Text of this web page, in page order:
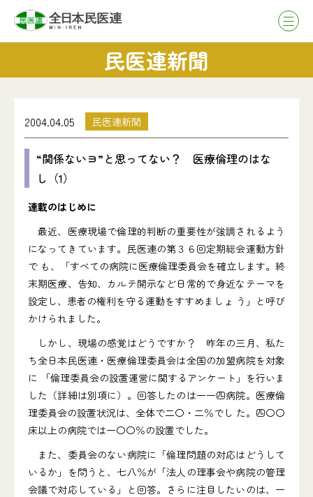
民医連新聞
2004.04.05 民医連新聞
“関係ないヨ”と思ってない？ 医療倫理のはな
し（1）
連載のはじめに
最近、医療現場で倫理的判断の重要性が強調されるよう
になってきています。民医連の第３６回定期総会運動方針
で も、「すべての病院に医療倫理委員会を確立します。終
末期医療、告知、カルテ開示など日常的で身近なテーマを
設定し、患者の権利を守る運動をすすめましょ う」と呼び
かけられました。
しかし、現場の感覚はどうですか？ 昨年の三月、私た
ち全日本民医連・医療倫理委員会は全国の加盟病院を対象
に 「倫理委員会の設置運営に関するアンケート」を行いま
した（詳細は別項に）。回答したのは一一四病院。医療倫
理委員会の設置状況は、全体で二〇・二％でし た。四〇〇
床以上の病院では一〇〇％の設置でした。
また、委員会のない病院に「倫理問題の対応はどうして
いるか」を問うと、七八％が「法人の理事会や病院の管理
会議で対応している」と回答。さらに注目したいのは、一